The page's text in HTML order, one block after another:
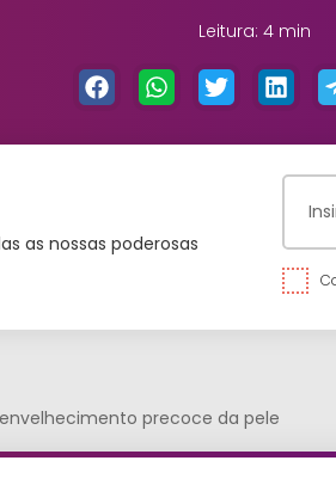
Leitura: 4 min
as nossas poderosas
precoce da pele